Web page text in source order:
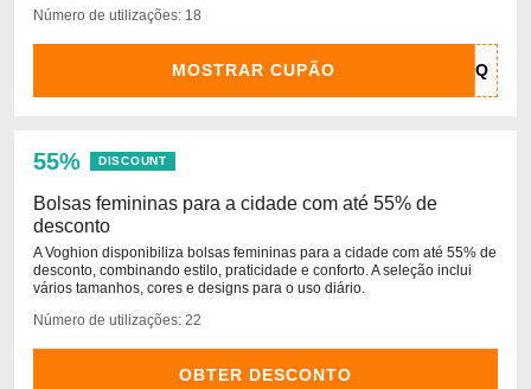
Número de utilizações: 18
MOSTRAR CUPÃO
55% DISCOUNT
Bolsas femininas para a cidade com até 55% de
desconto
A Voghion disponibiliza bolsas femininas para a cidade com até 55% de
desconto, combinando estilo, praticidade e conforto. A seleção inclui
vários tamanhos, cores e designs para o uso diário.
Número de utilizações: 22
OBTER DESCONTO